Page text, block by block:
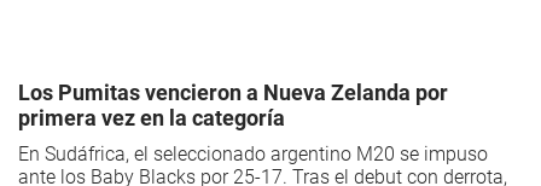
Los Pumitas vencieron a Nueva Zelanda por
primera vez en la categoría
En Sudáfrica, el seleccionado argentino M20 se impuso
ante los Baby Blacks por 25-17. Tras el debut con derrota,